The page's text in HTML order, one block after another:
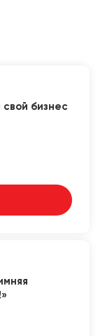
бизнес